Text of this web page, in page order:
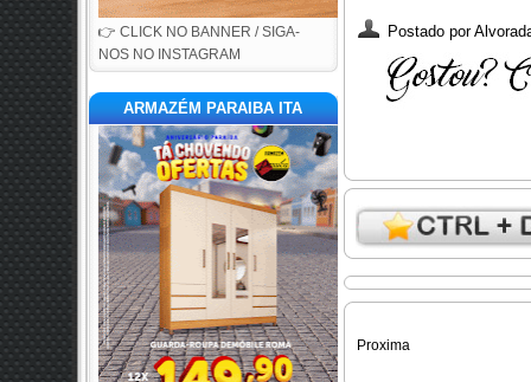
👉 CLICK NO BANNER / SIGA-
NOS NO INSTAGRAM
ARMAZÉM PARAIBA ITA
Postado por
Proxima